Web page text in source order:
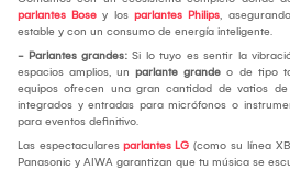
parlantes Bose y los parlantes Philips,
estable y con un consumo de energía inteligente.
- Parlantes grandes: Si lo tuyo es sentir la
espacios amplios, un parlante grande o de tipo
equipos ofrecen una gran cantidad de vatios de
integrados y entradas para micrófonos o
para eventos definitivo.
Las espectaculares parlantes LG (como su línea
Panasonic y AIWA garantizan que tu música se